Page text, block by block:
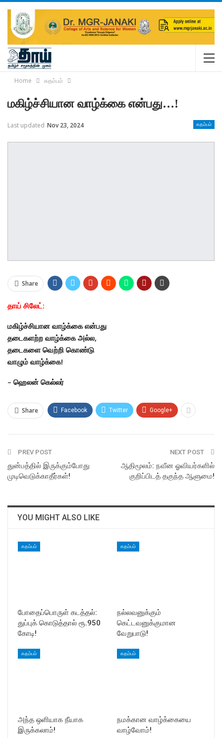
Home கதம்பம்
மகிழ்ச்சியான வாழ்க்கை என்பது…!
கதம்பம்
Last updated Nov 23, 2024
Share
தாய் சிலேட்:
மகிழ்ச்சியான வாழ்க்கை என்பது
தடைகளற்ற வாழ்க்கை அல்ல,
தடைகளை வெற்றி கொண்டு
வாழும் வாழ்க்கை!
– ஹெலன் கெல்லர்
Share Facebook Twitter Google+
PREV POST
துன்பத்தில் இருக்கும்போது
முடிவெடுக்காதீர்கள்!
NEXT POST
ஆதிமூலம்: நவீன ஓவியர்களில்
குறிப்பிடத் தகுந்த ஆளுமை!
YOU MIGHT ALSO LIKE
கதம்பம்
போதைப்பொருள் கடத்தல்:
துப்புக் கொடுத்தால் ரூ.950
கோடி!
கதம்பம்
நல்லவனுக்கும்
கெட்டவனுக்குமான
வேறுபாடு!
கதம்பம்
அந்த ஒளியாக நீயாக
இருக்கலாம்!
கதம்பம்
நமக்கான வாழ்க்கையை
வாழ்வோம்!